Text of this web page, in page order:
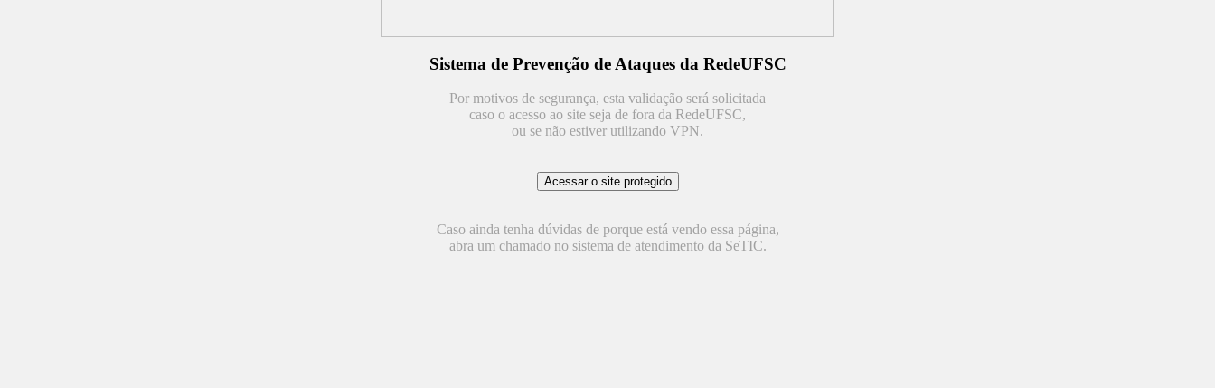
Sistema de Prevenção de Ataques da RedeUFSC
Por motivos de segurança, esta validação será solicitada
caso o acesso ao site seja de fora da RedeUFSC,
ou se não estiver utilizando VPN.
Caso ainda tenha dúvidas de porque está vendo essa página,
abra um chamado no sistema de atendimento da SeTIC.